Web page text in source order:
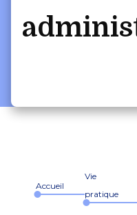
Accueil
Vie
pratique